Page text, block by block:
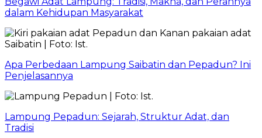
dalam Kehidupan Masyarakat
Apa Perbedaan Lampung Saibatin dan Pepadun? Ini
Penjelasannya
Lampung Pepadun: Sejarah, Struktur Adat, dan
Tradisi